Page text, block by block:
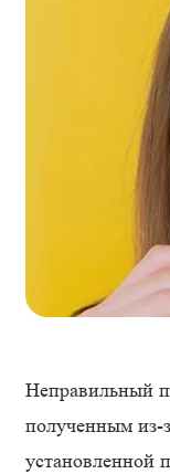
Неправильный
полученным из-
установленной